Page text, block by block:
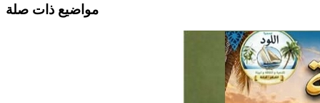
مواضيع ذات صلة